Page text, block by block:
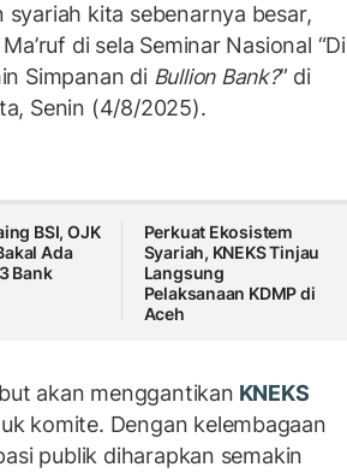
kita sebenarnya besar,
di sela Seminar Nasional “Di
Simpanan di Bullion Bank?” di
Senin (4/8/2025).
BSI, OJK
Ada
Bank
Perkuat Ekosistem
Syariah, KNEKS Tinjau
Langsung
Pelaksanaan KDMP di
Aceh
akan menggantikan KNEKS
komite. Dengan kelembagaan
publik diharapkan semakin